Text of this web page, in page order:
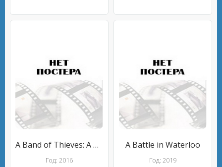
A Band of Thieves: A McGuffin Tale
Год: 2016
A Battle in Waterloo
Год: 2019